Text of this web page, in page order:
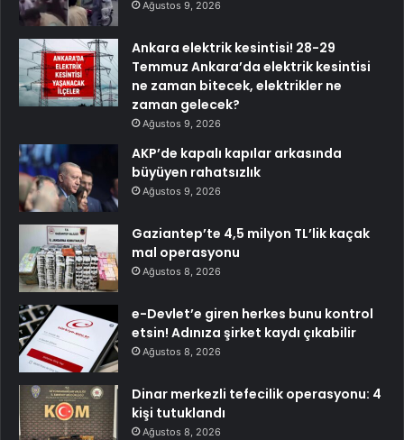
Ağustos 9, 2026
Ankara elektrik kesintisi! 28-29
Temmuz Ankara’da elektrik kesintisi
ne zaman bitecek, elektrikler ne
zaman gelecek?
Ağustos 9, 2026
AKP’de kapalı kapılar arkasında
büyüyen rahatsızlık
Ağustos 9, 2026
Gaziantep’te 4,5 milyon TL’lik kaçak
mal operasyonu
Ağustos 8, 2026
e-Devlet’e giren herkes bunu kontrol
etsin! Adınıza şirket kaydı çıkabilir
Ağustos 8, 2026
Dinar merkezli tefecilik operasyonu: 4
kişi tutuklandı
Ağustos 8, 2026